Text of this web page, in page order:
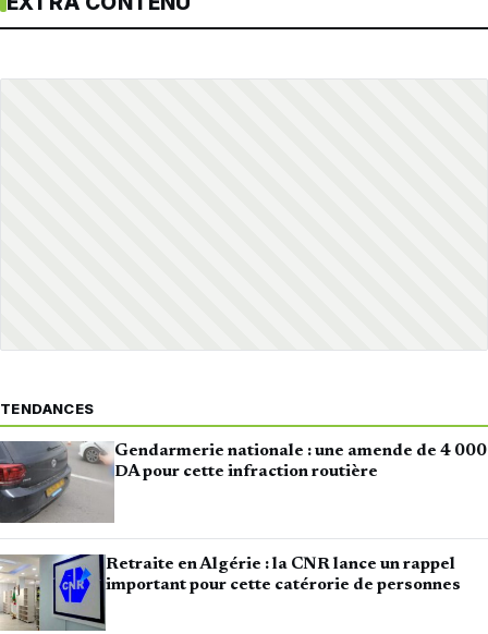
TENDANCES
Gendarmerie nationale : une amende de 4 000
DA pour cette infraction routière
Retraite en Algérie : la CNR lance un rappel
important pour cette catérorie de personnes